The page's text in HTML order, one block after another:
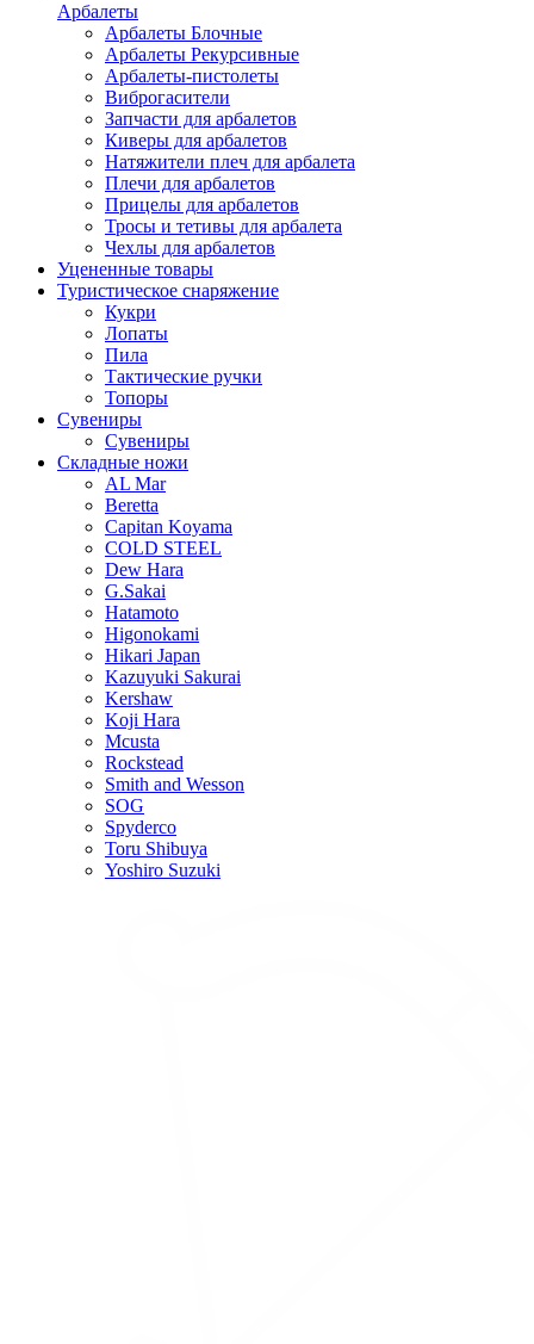
Арбалеты
Арбалеты Блочные
Арбалеты Рекурсивные
Арбалеты-пистолеты
Виброгасители
Запчасти для арбалетов
Киверы для арбалетов
Натяжители плеч для арбалета
Плечи для арбалетов
Прицелы для арбалетов
Тросы и тетивы для арбалета
Чехлы для арбалетов
Уцененные товары
Туристическое снаряжение
Кукри
Лопаты
Пила
Тактические ручки
Топоры
Сувениры
Сувениры
Складные ножи
AL Mar
Beretta
Capitan Koyama
COLD STEEL
Dew Hara
G.Sakai
Hatamoto
Higonokami
Hikari Japan
Kazuyuki Sakurai
Kershaw
Koji Hara
Mcusta
Rockstead
Smith and Wesson
SOG
Spyderco
Toru Shibuya
Yoshiro Suzuki